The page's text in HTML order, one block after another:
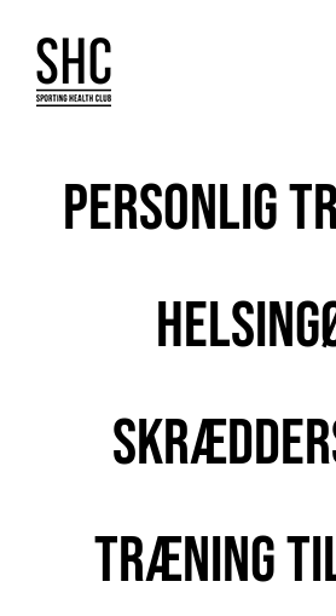
content
Personlig
træning